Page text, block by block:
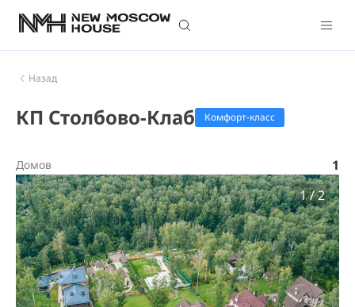
Назад
КП Столбово-Клаб Комфорт-класс
Домов
1
1/2